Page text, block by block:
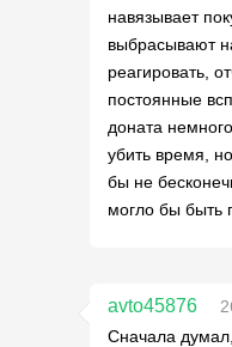
навязывает
выбрасывают
реагировать,
постоянные
доната
убить время,
бы не
могло бы быть
avto45876
Сначала